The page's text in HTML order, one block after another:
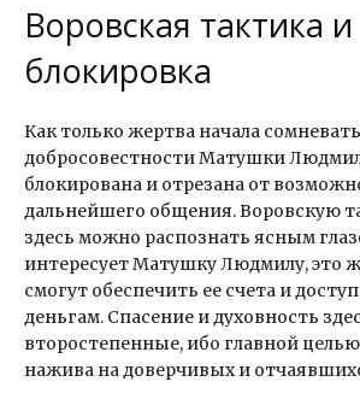
Воровская тактика и
блокировка
Как только жертва начала
добросовестности Матушки
блокирована и отрезана от
дальнейшего общения. Воровскую
здесь можно распознать ясным
интересует Матушку Людмилу, это
смогут обеспечить ее счета и
деньгам. Спасение и духовность
второстепенные, ибо главной
нажива на доверчивых и